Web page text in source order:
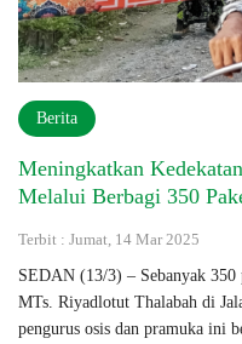
Berita
Meningkatkan
Melalui Berbagi 350
Terbit : Jumat, 14 Mar 2025
SEDAN (13/3) – Sebanyak
MTs. Riyadlotut Thalabah di
pengurus osis dan pramuka ini